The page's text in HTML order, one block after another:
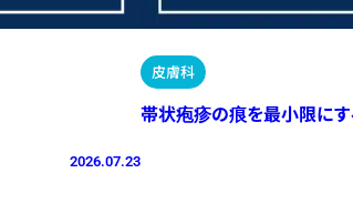
2026.07.23
皮膚科
帯状疱疹の痕を最小限にす